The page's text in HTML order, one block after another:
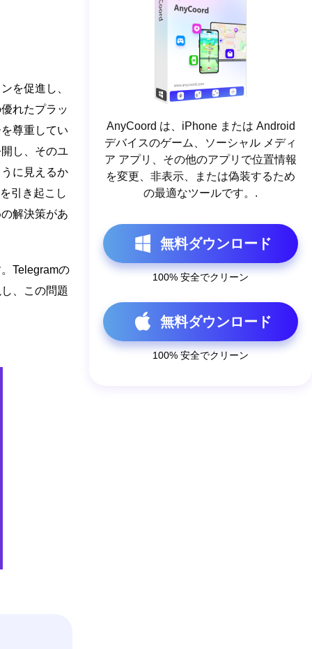
を促進し、
れたプラッ
尊重してい
し、そのユ
に見えるか
引き起こし
解決策があ
Telegramの
、この問題
AnyCoord は、iPhone または Android
デバイスのゲーム、ソーシャル メディ
ア アプリ、その他のアプリで位置情報
を変更、非表示、または偽装するため
の最適なツールです。.
無料ダウンロード
100% 安全でクリーン
無料ダウンロード
100% 安全でクリーン